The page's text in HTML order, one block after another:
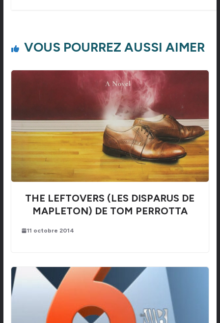
VOUS POURREZ AUSSI AIMER
THE LEFTOVERS (LES DISPARUS DE
MAPLETON) DE TOM PERROTTA
11 octobre 2014